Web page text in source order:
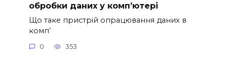
обробки даних у комп’ютері
Що таке пристрій опрацювання даних в
комп’
0 353